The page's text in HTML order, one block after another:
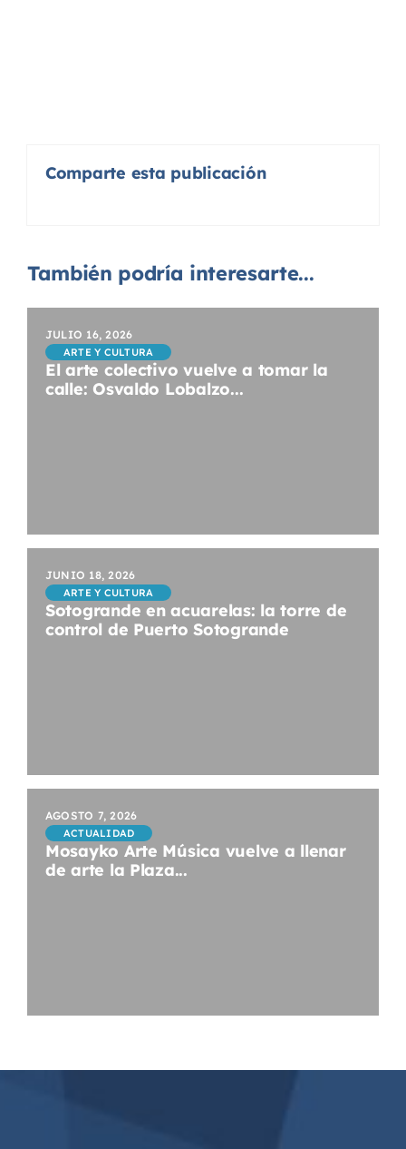
Comparte esta publicación
También podría interesarte...
JULIO 16, 2026
ARTE Y CULTURA
El arte colectivo vuelve a tomar la
calle: Osvaldo Lobalzo...
JUNIO 18, 2026
ARTE Y CULTURA
Sotogrande en acuarelas: la torre de
control de Puerto Sotogrande
AGOSTO 7, 2026
ACTUALIDAD
Mosayko Arte Música vuelve a llenar
de arte la Plaza...